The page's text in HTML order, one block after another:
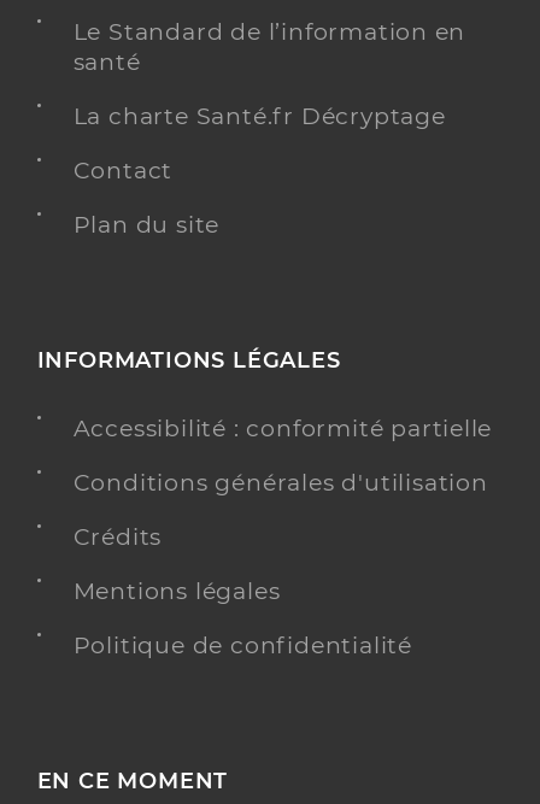
Le Standard de l’information en
santé
La charte Santé.fr Décryptage
Contact
Plan du site
INFORMATIONS LÉGALES
Accessibilité : conformité partielle
Conditions générales d'utilisation
Crédits
Mentions légales
Politique de confidentialité
EN CE MOMENT